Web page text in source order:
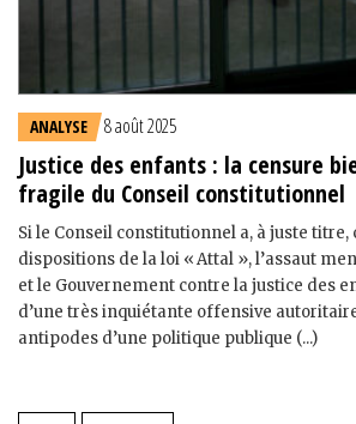
ANALYSE 8 août 2025
Justice des enfants : la censure
fragile du Conseil constitutionnel
Si le Conseil constitutionnel a, à juste
dispositions de la loi « Attal », l’assaut
et le Gouvernement contre la justice des
d’une très inquiétante offensive
antipodes d’une politique publique (...)